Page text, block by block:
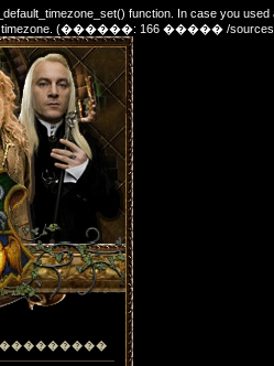
function. In case you
your timezone. (������: 166 ����� /
���������